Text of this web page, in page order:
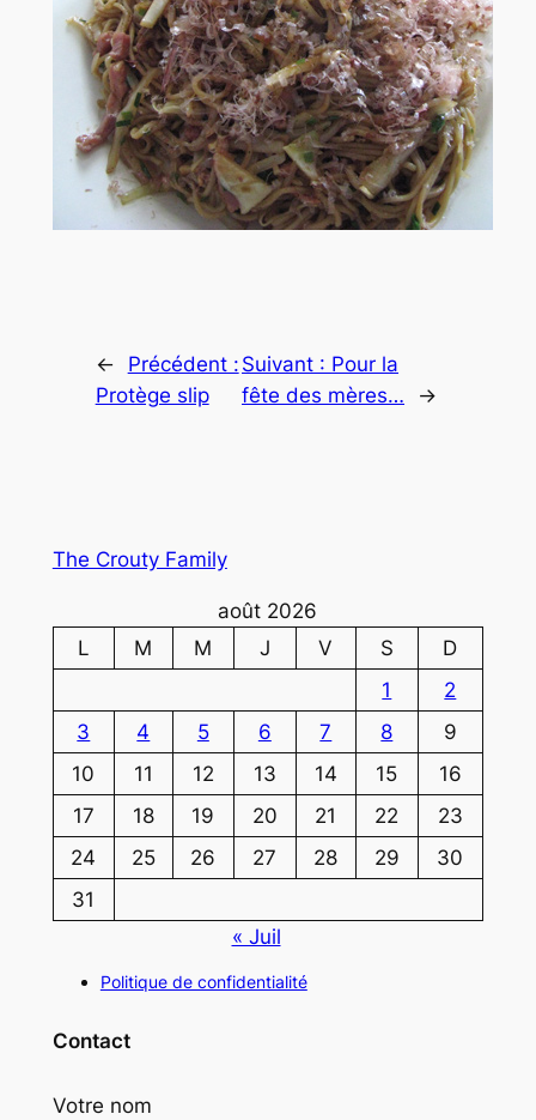
←
Précédent :
Protège slip
Suivant : Pour la
fête des mères…
→
The Crouty Family
août 2026
L
M M J V S
D
1
2
3
4 5 6 7 8
9
10
11 12 13 14 15
16
17
18 19 20 21 22
23
24
25 26 27 28 29
30
31
« Juil
Politique de confidentialité
Contact
Votre nom